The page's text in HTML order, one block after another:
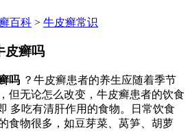
百科 > 牛皮癣常识
皮癣吗
吗 ？牛皮癣患者的养生应随着季节
但无论怎么改变，牛皮癣患者的饮食
多吃有清肝作用的食物。日常饮食
食物很多，如豆芽菜、莴笋、胡萝